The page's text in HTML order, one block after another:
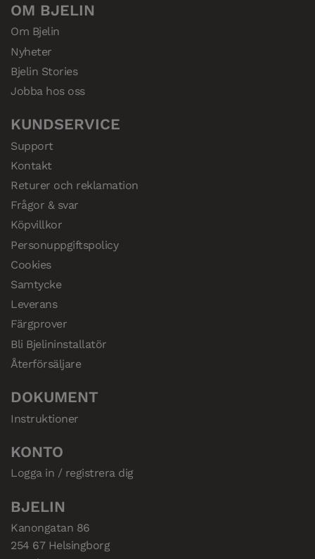
OM BJELIN
Om Bjelin
Nyheter
Bjelin Stories
Jobba hos oss
KUNDSERVICE
Support
Kontakt
Returer och reklamation
Frågor & svar
Köpvillkor
Personuppgiftspolicy
Cookies
Samtycke
Leverans
Färgprover
Bli Bjelininstallatör
Återförsäljare
DOKUMENT
Instruktioner
KONTO
Logga in / registrera dig
BJELIN
Kanongatan 86
254 67 Helsingborg